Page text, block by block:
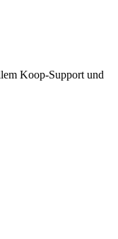
Koop-Support und